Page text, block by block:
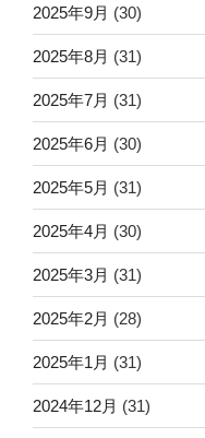
2025年9月 (30)
2025年8月 (31)
2025年7月 (31)
2025年6月 (30)
2025年5月 (31)
2025年4月 (30)
2025年3月 (31)
2025年2月 (28)
2025年1月 (31)
2024年12月 (31)